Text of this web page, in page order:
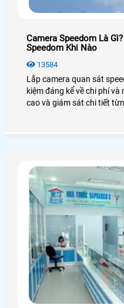
Camera Speedom Là
Speedom Khi Nào
13584
Lắp camera quan sát
kiệm đáng kể về chi phí
cao và giám sát chi tiết